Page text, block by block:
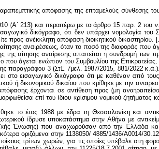
απόφασης της επταμελούς σύνθεσης
213) και περαιτέρω με το άρθρο 15 παρ. 2 του ν.
δικόγραφο, ότι δεν υπάρχει νομολογία του
προς ανέκκλητη απόφαση διοικητικού
αναιρέσεως, όταν το ποσό της διαφοράς που
της αίτησης αναίρεσης απαιτείται η συνδρομή
άγεται ενώπιον του Συμβουλίου της Επικρατείας,
παραγράφου 3 (ΣτΕ 7μελ. 1987/2015, 881/2022 κ.ά.).
στο εισαγωγικό δικόγραφο ότι με καθέναν από
ή δικονομικού δικαίου που κρίθηκε με την
έρχονται σε αντίθεση προς (μη
επί του ίδιου κρίσιμου νομικού ζητήματος
δεκάδων εκατομμυρίων δραχμών που αντιστοιχούσαν σε πιστωτικό υπόλοιπο ΦΠΑ της περιόδου Ιουλίου-Δεκεμβρίου του έτους 2001, χωρίς την επιστροφή των οποίων ήταν αδύνατη η συνέχιση λειτουργίας του υποκαταστήματός της, ενώ εξάλλου, με το από 24.7.2002 έγγραφό της προς τη ... ΔΟΥ ... ζήτησε να πληροφορηθεί τους λόγους για τη μη επιστροφή των οφειλομένων σε αυτήν ποσών ΦΠΑ. Επιπροσθέτως, με την αγωγή της η αναιρεσείουσα προέβαλε ότι σε κάθε περίπτωση ο αρμόδιος Προϊστάμενος της .... ΔΟΥ ... ήταν υποχρεωμένος, βάσει των διατάξεων της 1031790/2051/575/Α0014/ 2.4.1991 (ΠΟΛ 1078/1991) απόφασης του Υπουργού Οικονομικών, να εκδώσει πράξη επιστροφής πιστωτικού υπολοίπου ΦΠΑ εντός μηνός και, πάντως, όχι πέραν του εξαμήνου από την υποβολή της σχετικής αίτησής της, διότι επληρούντο οι οριζόμενες από τον νόμο προϋποθέσεις επιστροφής του ΦΠΑ, και ότι, ως εκ τούτου, η φορολογική αρχή δεν μπορούσε να αρνείται, κατ’ επίκληση της μη ολοκλήρωσης του φορολογικού ελέγχου, την επιστροφή του φόρου, δεδομένου άλλωστε ότι εν τέλει δεν αποδείχθηκε ότι δεν συνέτρεχαν οι ως άνω προϋποθέσεις, καθώς τέσσερα έτη αργότερα (κατά τα τέλη του έτους 2005) επεστράφη σ’ αυτήν το αιτηθέν ποσό ΦΠΑ. Περαιτέρω, ως προς την αποθετική ζημία της, η αναιρεσείουσα ισχυρίστηκε ότι η παράνομη παράλειψη της φορολογικής αρχής για την επιστροφή του αιτηθέντος ποσού ΦΠΑ εντός των ως άνω προθεσμιών προκάλεσε σε αυτήν περιουσιακή βλάβη, συνισταμένη σε απώλεια κερδών λόγω της διακοπής της δραστηριότητας του υποκαταστήματός της (ήδη από την 31.10.2001), και ότι, παρά την επιστροφή σ’ αυτήν του επίμαχου φόρου κατά το έτος 2005, η ζημία της παρέμεινε έως το έτος 2007, διότι αφενός αυτή είχε ήδη αποξενωθεί από τη συγκεκριμένη αγορά και αφετέρου κοινοποιήθηκαν στην επιχείρηση ίδιων επιχειρηματικών συμφερόντων «Β. ΑΕ» πράξεις επιβολής προστίμων για «πλαστότητα των τελωνειακών βεβαιώσεων», ακολούθως δε, προσδιόρισε τα διαφυγόντα κέρδη της για τα έτη 2002-2007, βάσει των κατ’ αυτήν εφαρμοστέων συντελεστών μικτού κέρδους, στο συνολικό ποσό των 10.227.243 ευρώ. Τέλος, η αναιρεσείουσα προέβαλε ότι από τη διακοπή της δραστηριότητάς της εξαιτίας της προαναφερόμενης παράλειψης του Προϊσταμένου της .. ΔΟΥ ... επλήγη η φήμη και η αξιοπιστία της, ενόψει δε τούτου, ζήτησε να αναγνωριστεί η υποχρέωση του Ελληνικού Δημοσίου να της καταβάλει